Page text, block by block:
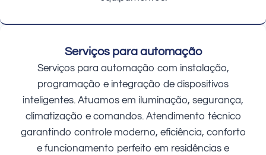
Serviços para automação
Serviços para automação com instalação,
programação e integração de dispositivos
inteligentes. Atuamos em iluminação, segurança,
climatização e comandos. Atendimento técnico
garantindo controle moderno, eficiência, conforto
e funcionamento perfeito em residências e